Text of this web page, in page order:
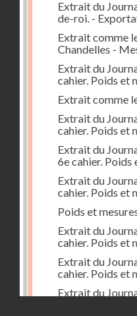
Extrait du
de-roi. -
Extrait comme
Chandelles -
Extrait du
cahier. Poids et
Extrait comme
Extrait du
cahier. Poids et
Extrait du
6e cahier. Poids
Extrait du
cahier. Poids et
Poids et
Extrait du
cahier. Poids et
Extrait du
cahier. Poids et
Extrait du